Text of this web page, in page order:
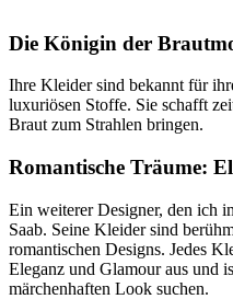
Die Königin der
Ihre Kleider sind bekannt für
luxuriösen Stoffe. Sie schafft
Braut zum Strahlen bringen.
Romantische Träume:
Ein weiterer Designer, den ich
Saab. Seine Kleider sind
romantischen Designs. Jedes
Eleganz und Glamour aus und
märchenhaften Look suchen.